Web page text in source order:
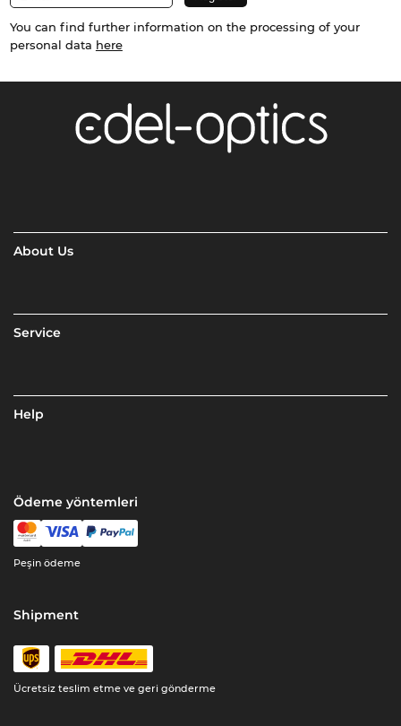
You can find further information on the processing of your
personal data here
About Us
Service
Help
Ödeme yöntemleri
Peşin ödeme
Shipment
Ücretsiz teslim etme ve geri gönderme